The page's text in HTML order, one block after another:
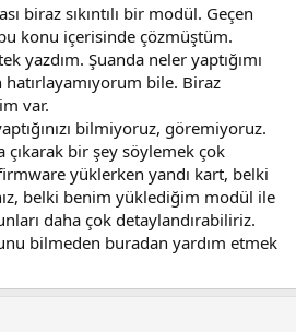
biraz sıkıntılı bir modül. Geçen
konu içerisinde çözmüştüm.
yazdım. Şuanda neler yaptığımı
bile. Biraz
var.
bilmiyoruz, göremiyoruz.
çıkarak bir şey söylemek çok
yüklerken yandı kart, belki
belki benim yüklediğim modül ile
daha çok detaylandırabiliriz.
bilmeden buradan yardım etmek